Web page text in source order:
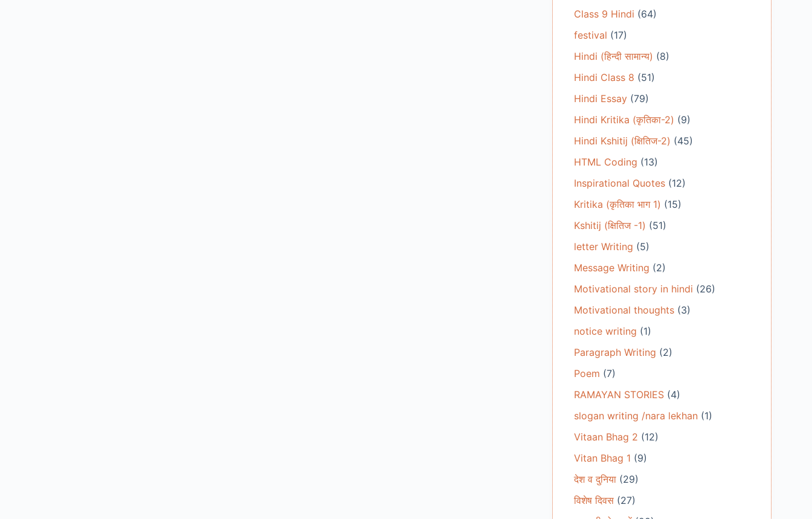
Class 9 Hindi (64)
festival (17)
Hindi (हिन्दी सामान्य) (8)
Hindi Class 8 (51)
Hindi Essay(79)
Hindi Kritika (कृतिका-2) (9)
Hindi Kshitij (क्षितिज-2) (45)
HTML Coding (13)
Inspirational Quotes(12)
Kritika (कृतिका भाग 1) (15)
Kshitij (क्षितिज -1) (51)
letter Writing (5)
Message Writing (2)
Motivational story in hindi (26)
Motivational thoughts(3)
notice writing (1)
Paragraph Writing (2)
Poem (7)
RAMAYAN STORIES(4)
slogan writing /nara lekhan(1)
Vitaan Bhag 2 (12)
Vitan Bhag 1 (9)
देश व दुनिया(29)
विशेष दिवस(27)